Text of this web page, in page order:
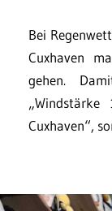
Bei
Cuxhaven
gehen.
Cuxhaven“,